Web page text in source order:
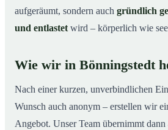
aufgeräumt, sondern auch gründlich
und entlastet wird – körperlich wie
Wie wir in Bönningstedt
Nach einer kurzen, unverbindlichen
Wunsch auch anonym – erstellen wir
Angebot. Unser Team übernimmt dann